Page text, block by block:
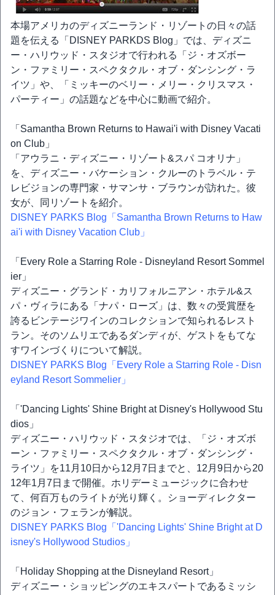
本場アメリカのディズニーランド・リゾートの日々の話
題を伝える「DISNEY PARKDS Blog」では、ディズニ
ー・ハリウッド・スタジオで行われる「ジ・オズボー
ン・ファミリー・スペクタクル・オブ・ダンシング・ラ
イツ」や、「ミッキーのベリー・メリー・クリスマス・
パーティー」の話題などを中心に動画で紹介。
「Samantha Brown Returns to Hawai'i with Disney Vacati
on Club」
「アウラニ・ディズニー・リゾート&スパ コオリナ」
を、ディズニー・バケーション・クルーのトラベル・テ
レビジョンの専門家・サマンサ・ブラウンが訪れた。彼
女が、同リゾートを紹介。
DISNEY PARKS Blog「Samantha Brown Returns to Haw
ai'i with Disney Vacation Club」
「Every Role a Starring Role - Disneyland Resort Sommel
ier」
ディズニー・グランド・カリフォルニアン・ホテル&ス
パ・ヴィラにある「ナパ・ローズ」は、数々の受賞歴を
誇るビンテージワインのコレクションで知られるレスト
ラン。そのソムリエであるダンディが、ゲストをもてな
すワインづくりについて解説。
DISNEY PARKS Blog「Every Role a Starring Role - Disn
eyland Resort Sommelier」
「'Dancing Lights' Shine Bright at Disney's Hollywood Stu
dios」
ディズニー・ハリウッド・スタジオでは、「ジ・オズボ
ーン・ファミリー・スペクタクル・オブ・ダンシング・
ライツ」を11月10日から12月7日までと、12月9日から20
12年1月7日まで開催。ホリデーミュージックに合わせ
て、何百万ものライトが光り輝く。ショーディレクター
のジョン・フェランが解説。
DISNEY PARKS Blog「'Dancing Lights' Shine Bright at D
isney's Hollywood Studios」
「Holiday Shopping at the Disneyland Resort」
ディズニー・ショッピングのエキスパートであるミッシ